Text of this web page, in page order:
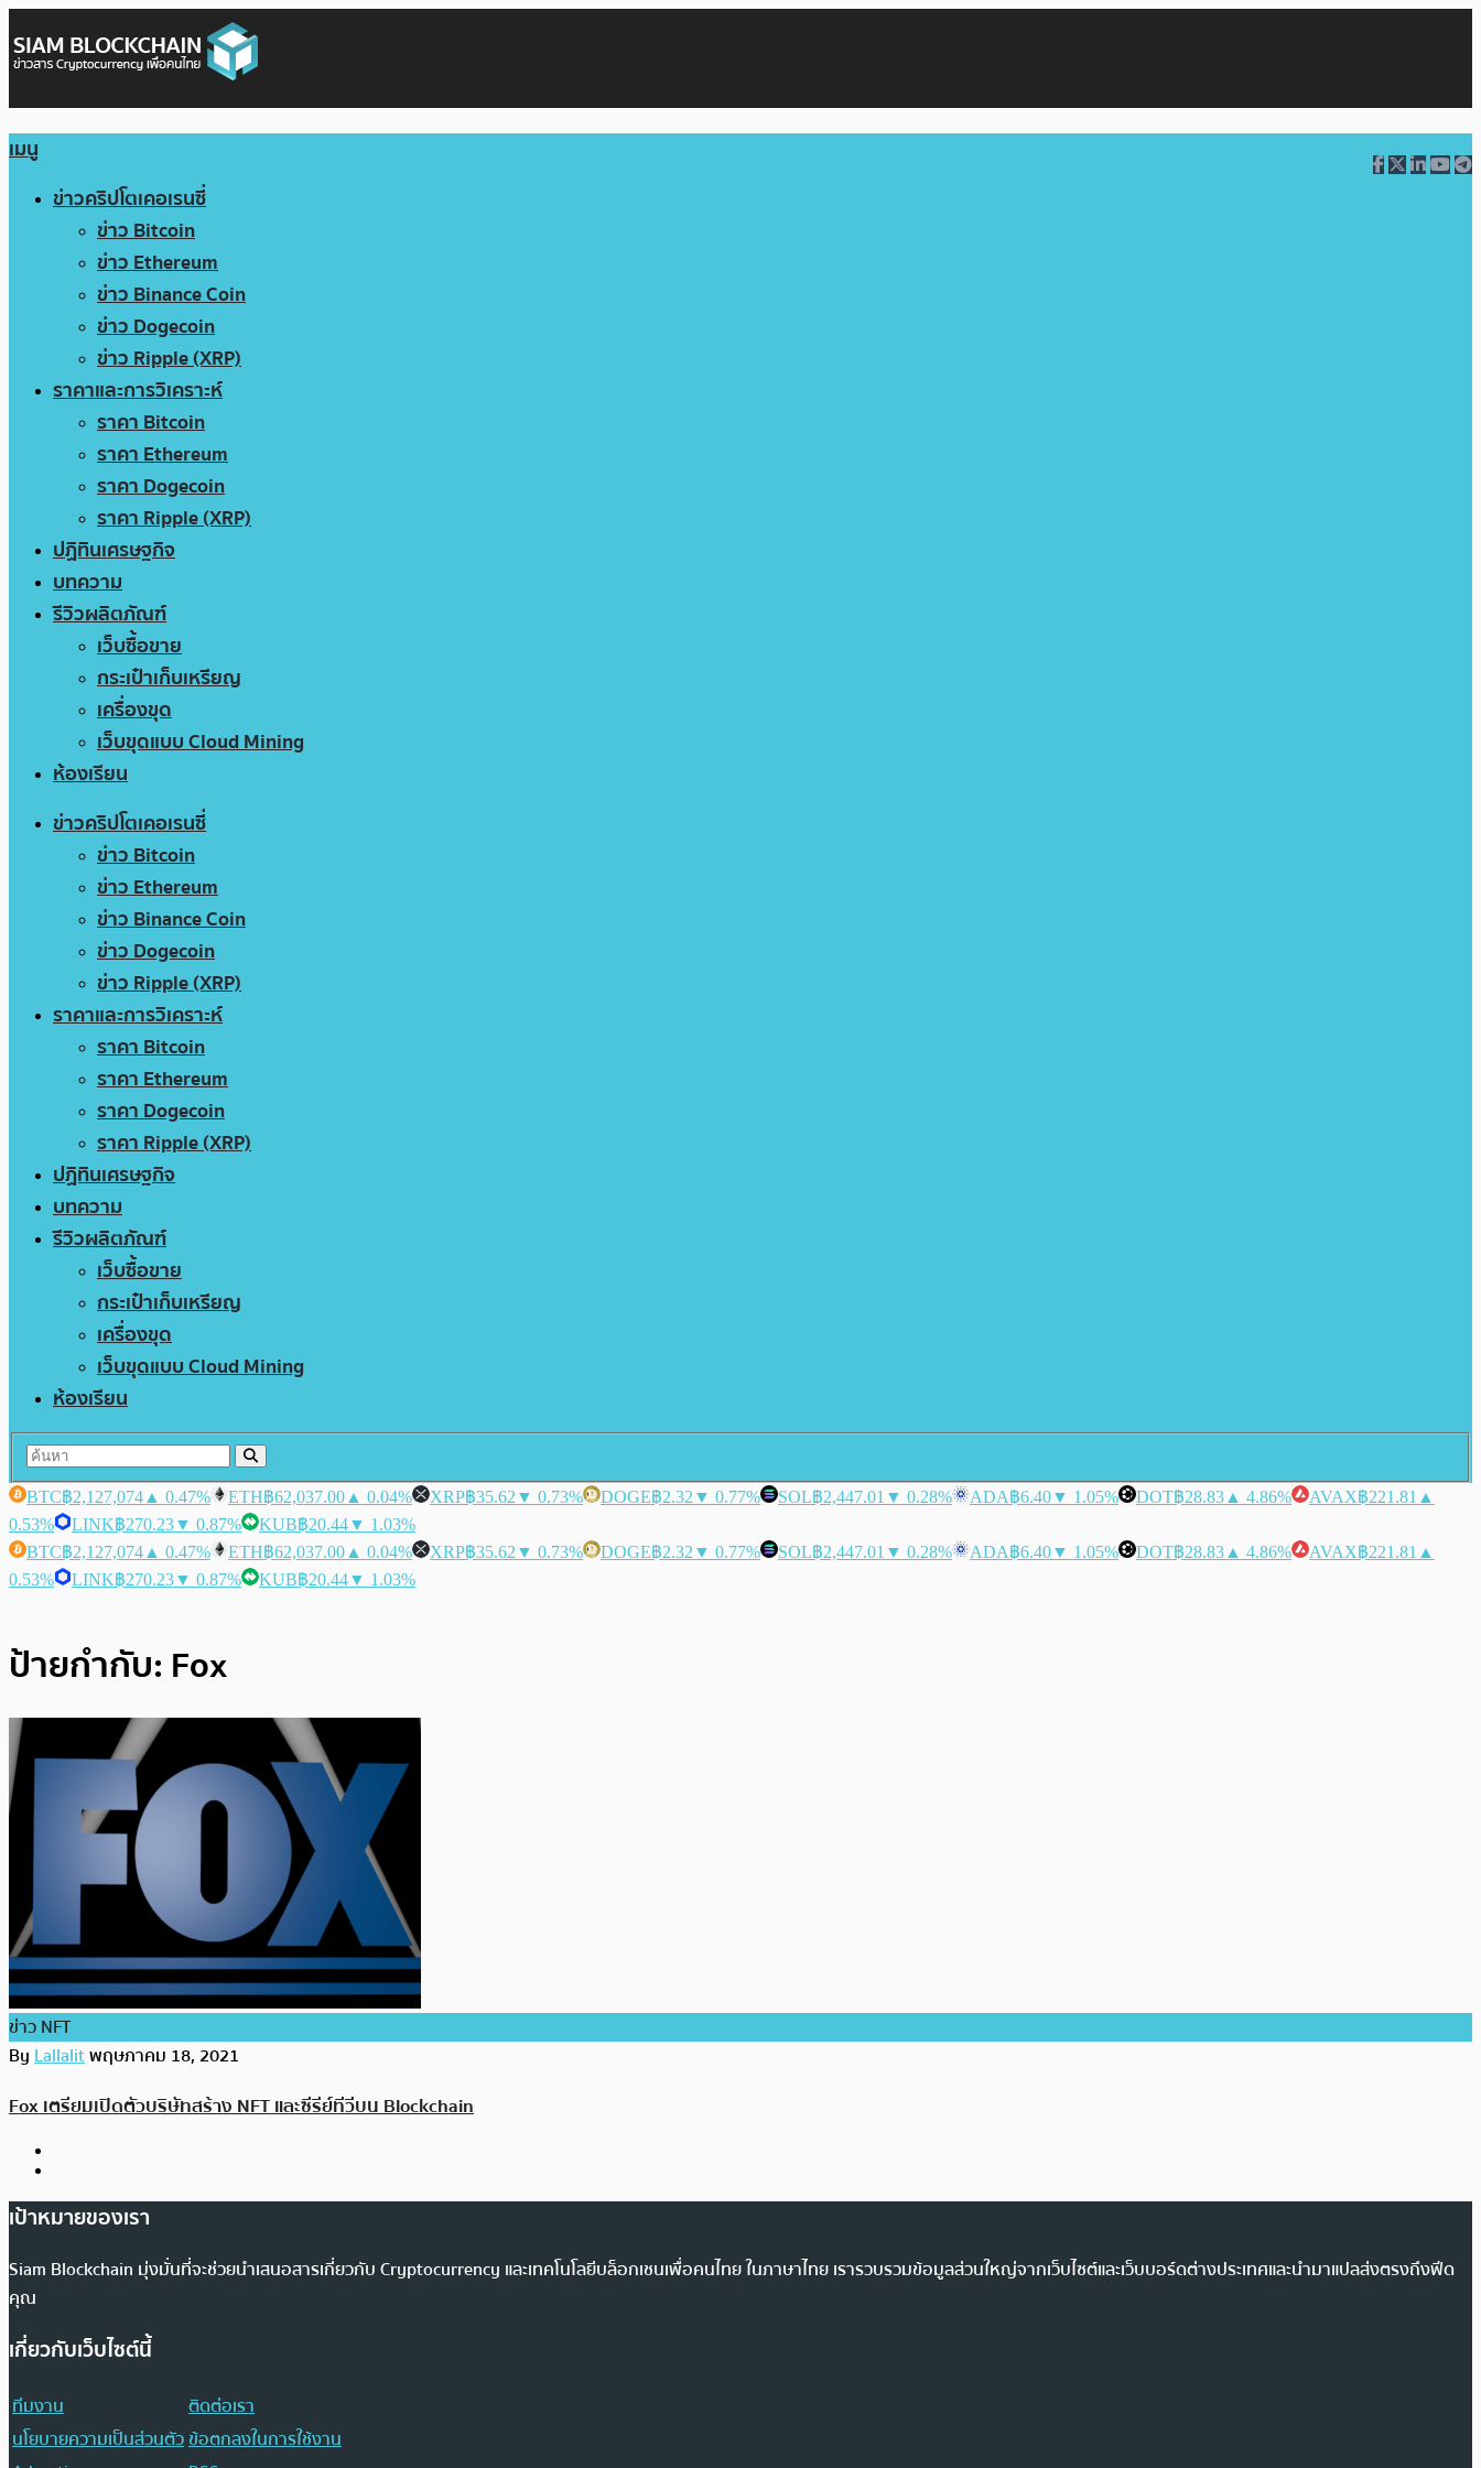
เมนู
ข่าวคริปโตเคอเรนซี่
ข่าว Bitcoin
ข่าว Ethereum
ข่าว Binance Coin
ข่าว Dogecoin
ข่าว Ripple (XRP)
ราคาและการวิเคราะห์
ราคา Bitcoin
ราคา Ethereum
ราคา Dogecoin
ราคา Ripple (XRP)
ปฏิทินเศรษฐกิจ
บทความ
รีวิวผลิตภัณฑ์
เว็บซื้อขาย
กระเป๋าเก็บเหรียญ
เครื่องขุด
เว็บขุดแบบ Cloud Mining
ห้องเรียน
ข่าวคริปโตเคอเรนซี่
ข่าว Bitcoin
ข่าว Ethereum
ข่าว Binance Coin
ข่าว Dogecoin
ข่าว Ripple (XRP)
ราคาและการวิเคราะห์
ราคา Bitcoin
ราคา Ethereum
ราคา Dogecoin
ราคา Ripple (XRP)
ปฏิทินเศรษฐกิจ
บทความ
รีวิวผลิตภัณฑ์
เว็บซื้อขาย
กระเป๋าเก็บเหรียญ
เครื่องขุด
เว็บขุดแบบ Cloud Mining
ห้องเรียน
BTC฿2,127,074 ▲ 0.47% ETH฿62,037.00 ▲ 0.04% XRP฿35.62 ▼ 0.73% DOGE฿2.32 ▼ 0.77% SOL฿2,447.01 ▼ 0.28% ADA฿6.40▼ 1.05% DOT฿28.83 ▲ 4.86% AVAX฿221.81 ▲
0.53%
LINK฿270.23▼ 0.87% KUB฿20.44▼ 1.03%
BTC฿2,127,074 ▲ 0.47% ETH฿62,037.00 ▲ 0.04% XRP฿35.62 ▼ 0.73% DOGE฿2.32 ▼ 0.77% SOL฿2,447.01 ▼ 0.28% ADA฿6.40▼ 1.05% DOT฿28.83 ▲ 4.86% AVAX฿221.81 ▲
0.53%
LINK฿270.23▼ 0.87% KUB฿20.44▼ 1.03%
ป้ายกำกับ: Fox
ข่าว NFT
ByLallalitพฤษภาคม 18, 2021
Fox เตรียมเปิดตัวบริษัทสร้าง NFT และซีรีย์ทีวีบน Blockchain
เป้าหมายของเรา
Siam Blockchain มุ่งมั่นที่จะช่วยนำเสนอสารเกี่ยวกับ Cryptocurrency และเทคโนโลยีบล็อกเชนเพื่อคนไทย ในภาษาไทย เรารวบรวมข้อมูลส่วนใหญ่จากเว็บไซต์และเว็บบอร์ดต่างประเทศและนำมาแปลส่งตรงถึงฟีด
คุณ
เกี่ยวกับเว็บไซต์นี้
ทีมงาน
ติดต่อเรา
นโยบายความเป็นส่วนตัวข้อตกลงในการใช้งาน